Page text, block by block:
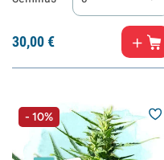
30,00€
- 10%